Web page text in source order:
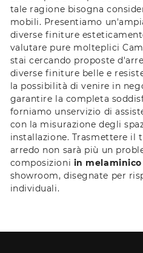
tale ragione bisogna
mobili. Presentiamo
diverse finiture
valutare pure molteplici
stai cercando proposte
diverse finiture belle e
la possibilità di venire in
garantire la completa
forniamo unservizio di
con la misurazione degli
installazione. Trasmettere il
arredo non sarà più un
composizioni in melaminico
showroom, disegnate per
individuali.